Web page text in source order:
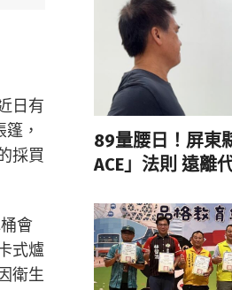
日有
，
採買
會
式爐
衛生
89量腰日！屏東
ACE」法則 遠離